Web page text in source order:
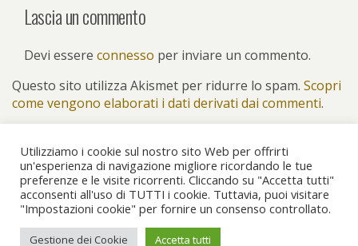
Lascia un commento
Devi essere connesso per inviare un commento.
Questo sito utilizza Akismet per ridurre lo spam. Scopri
come vengono elaborati i dati derivati dai commenti.
Torna su
Dispositivo Portatile Pc Desktop
Utilizziamo i cookie sul nostro sito Web per offrirti
un'esperienza di navigazione migliore ricordando le tue
preferenze e le visite ricorrenti. Cliccando su "Accetta tutti"
acconsenti all'uso di TUTTI i cookie. Tuttavia, puoi visitare
"Impostazioni cookie" per fornire un consenso controllato.
Gestione dei Cookie Accetta tutti